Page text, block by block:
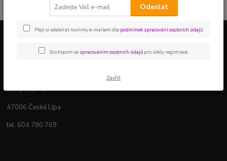
Prodejna
28.října 2745
47006 Česká Lípa
tel. 604 780 769
Odeslat
Přeji si odebírat novinky e-mailem dle podmínek zpracování osobních údajů.
Souhlasím se zpracováním osobních údajů pro účely registrace.
Zavřít